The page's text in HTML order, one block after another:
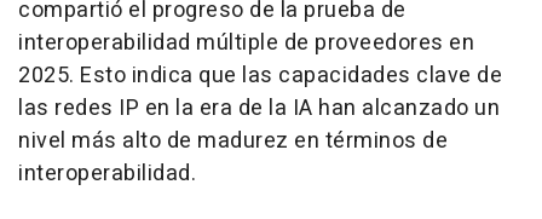
compartió el progreso de la prueba de
interoperabilidad múltiple de proveedores en
2025. Esto indica que las capacidades clave de
las redes IP en la era de la IA han alcanzado un
nivel más alto de madurez en términos de
interoperabilidad.